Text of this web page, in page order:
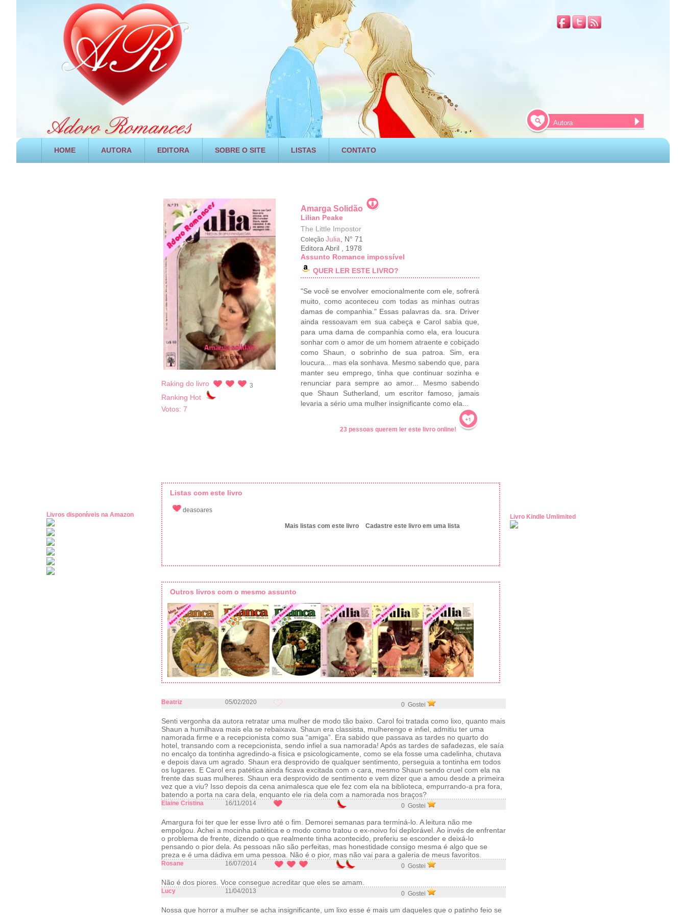
HOME AUTORA EDITORA SOBRE O SITE LISTAS CONTATO
Livros disponíveis na Amazon
Raking do livro 3
Ranking Hot
Votos: 7
Amarga Solidão
Lilian Peake
The Little Impostor
Coleção Julia , N° 71
Editora Abril
1978
Assunto Romance impossível
QUER LER ESTE LIVRO?
"Se você se envolver emocionalmente com ele, sofrerá
muito, como aconteceu com todas as minhas outras
damas de companhia." Essas palavras da. sra. Driver
ainda ressoavam em sua cabeça e Carol sabia que,
para uma dama de companhia como ela, era loucura
sonhar com o amor de um homem atraente e cobiçado
como Shaun, o sobrinho de sua patroa. Sim, era
loucura... mas ela sonhava. Mesmo sabendo que, para
manter seu emprego, tinha que continuar sozinha e
renunciar para sempre ao amor... Mesmo sabendo
que Shaun Sutherland, um escritor famoso, jamais
levaria a sério uma mulher insignificante como ela...
23 pessoas querem ler este livro online!
Livro Kindle Umlimited
Listas com este livro
deasoares
Mais listas com este livro Cadastre este livro em uma lista
Outros livros com o mesmo assunto
Beatriz 05/02/2020 0 Gostei
Senti vergonha da autora retratar uma mulher de modo tão baixo. Carol foi tratada como lixo, quanto mais
Shaun a humilhava mais ela se rebaixava. Shaun era classista, mulherengo e infiel, admitiu ter uma
namorada firme e a recepcionista como sua “amiga”. Era sabido que passava as tardes no quarto do
hotel, transando com a recepcionista, sendo infiel a sua namorada! Após as tardes de safadezas, ele saía
no encalço da tontinha agredindo-a física e psicologicamente, como se ela fosse uma cadelinha, chutava
e depois dava um agrado. Shaun era desprovido de qualquer sentimento, perseguia a tontinha em todos
os lugares. E Carol era patética ainda ficava excitada com o cara, mesmo Shaun sendo cruel com ela na
frente das suas mulheres. Shaun era desprovido de sentimento e vem dizer que a amou desde a primeira
vez que a viu? Isso depois da cena animalesca que ele fez com ela na biblioteca, empurrando-a pra fora,
batendo a porta na cara dela, enquanto ele ria dela com a namorada nos braços?
Elaine Cristina 16/11/2014 0 Gostei
Amargura foi ter que ler esse livro até o fim. Demorei semanas para terminá-lo. A leitura não me
empolgou. Achei a mocinha patética e o modo como tratou o ex-noivo foi deplorável. Ao invés de enfrentar
o problema de frente, dizendo o que realmente tinha acontecido, preferiu se esconder e deixá-lo
pensando o pior dela. As pessoas não são perfeitas, mas honestidade consigo mesma é algo que se
preza e é uma dádiva em uma pessoa. Não é o pior, mas não vai para a galeria de meus favoritos.
Rosane 16/07/2014 0 Gostei
Não é dos piores. Voce consegue acreditar que eles se amam.
Lucy 11/04/2013 0 Gostei
Nossa que horror a mulher se acha insignificante, um lixo esse é mais um daqueles que o patinho feio se